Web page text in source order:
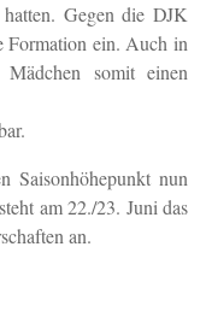
Gegen die DJK
Formation ein. Auch in
somit einen
Saisonhöhepunkt nun
am 22./23. Juni das
an.